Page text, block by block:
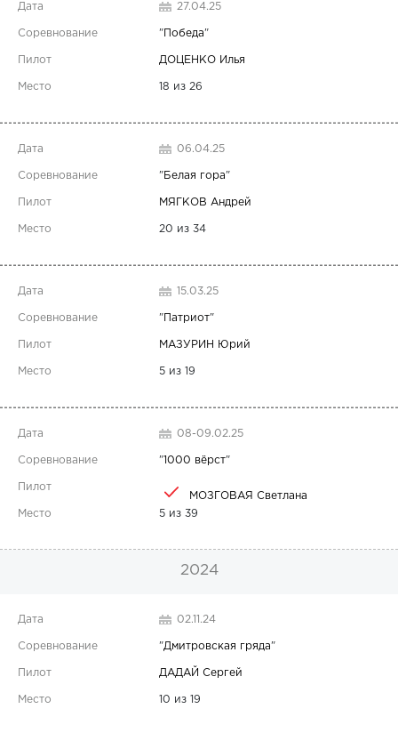
27.04.25
" Победа"
ДОЦЕНКО Илья
18 из 26
06.04.25
"Белая гора"
МЯГКОВ Андрей
20 из 34
15.03.25
" Патриот"
МАЗУРИН Юрий
5 из 19
08-09.02.25
"1000 вёрст"
МОЗГОВАЯ Светлана
5 из 39
2024
02.11.24
"Дмитровская гряда"
ДАДАЙ Сергей
10 из 19